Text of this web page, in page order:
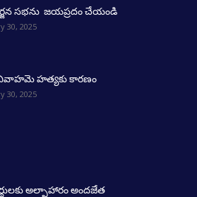
సభను జయప్రదం చేయండి
30, 2025
హత్యకు కారణం
30, 2025
అల్పాహారం అందజేత